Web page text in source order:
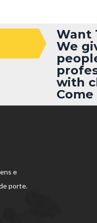
Want
We
with
e
porte.